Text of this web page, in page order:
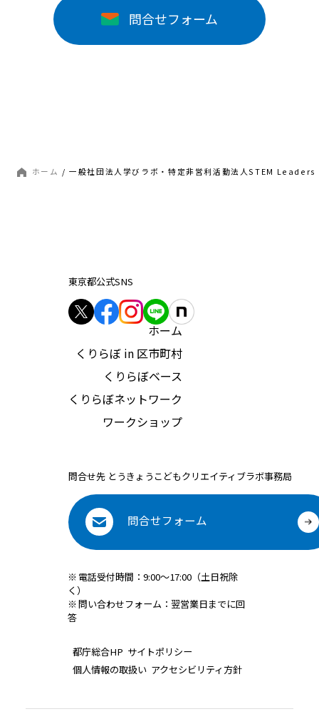
問合せフォーム
ホーム / 一般社団法人学びラボ・特定非営利活動法人STEM Leaders
東京都公式SNS
ホーム
くりらぼ in 区市町村
くりらぼベース
くりらぼネットワーク
ワークショップ
問合せ先 とうきょうこどもクリエイティブラボ事務局
問合せフォーム
※ 電話受付時間：9:00～17:00（土日祝除
く）
※問い合わせフォーム：翌営業日までに回
答
都庁総合HP サイトポリシー
個人情報の取扱い アクセシビリティ方針